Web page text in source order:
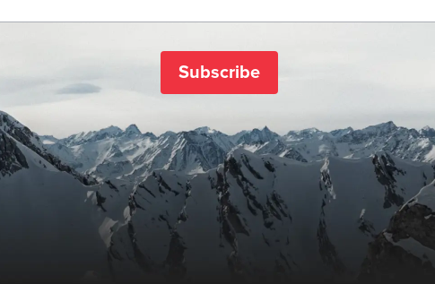
Subscribe